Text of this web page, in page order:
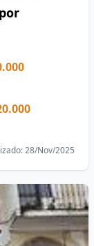
28/Nov/2025